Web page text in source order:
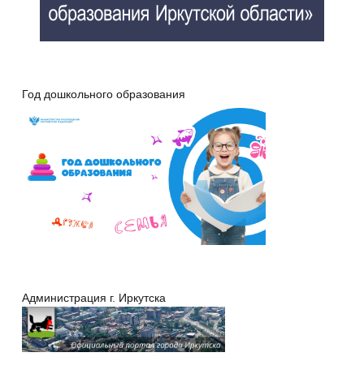
Год дошкольного образования
Администрация г. Иркутска